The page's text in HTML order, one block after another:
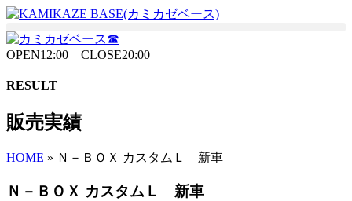
Skip
the
content
OPEN12:00 CLOSE20:00
RESULT
販売実績
HOME » Ｎ－ＢＯＸ カスタムＬ 新車
Ｎ－ＢＯＸ カスタムＬ 新車